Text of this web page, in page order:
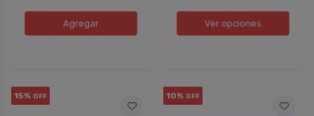
Agregar Ver opciones
15% OFF 10% OFF